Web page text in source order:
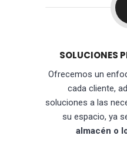
SOLUCIONES
Ofrecemos un
cada cliente,
soluciones a las
su espacio, ya
almacén o